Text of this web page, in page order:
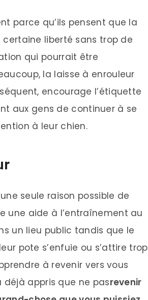
parce qu’ils pensent que la
certaine liberté sans trop de
qui pourrait être
la laisse à enrouleur
encourage l’étiquette
aux gens de continuer à se
à leur chien.
seule raison possible de
une aide à l’entraînement au
un lieu public tandis que le
pote s’enfuie ou s’attire trop
à revenir vers vous
déjà appris que ne pasrevenir